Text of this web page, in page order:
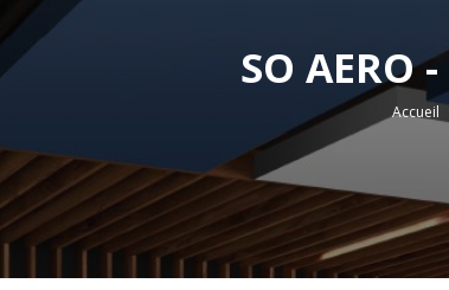
SO
Accueil